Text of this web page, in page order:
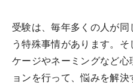
受験は、毎年多くの人が
う特殊事情があります。
ケージやネーミングなど
ョンを行って、悩みを解